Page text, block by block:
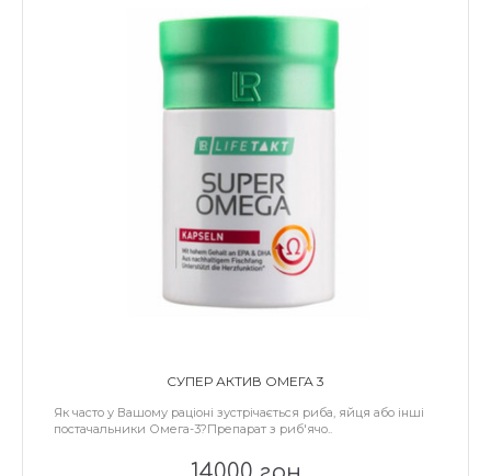
СУПЕР АКТИВ ОМЕГА 3
Як часто у Вашому раціоні зустрічається риба, яйця або інші
постачальники Омега-3?Препарат з риб'ячо..